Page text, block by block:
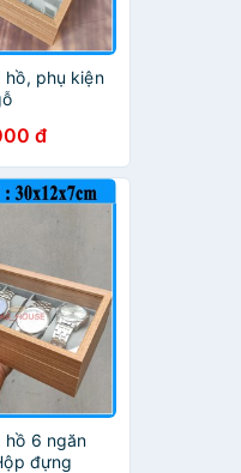
phụ kiện
đ
hồ 6 ngăn
đựng